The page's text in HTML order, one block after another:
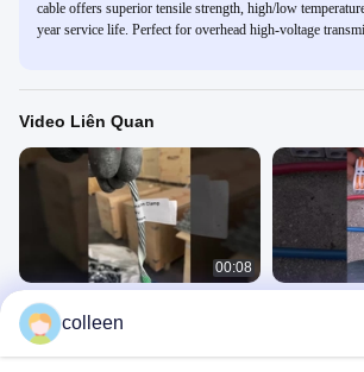
cable offers superior tensile strength, high/low
year service life. Perfect for overhead high-voltage
Video Liên Quan
00:08
Đẹp dây chuyền dây chuyền dây
chuyền ADSS
Phụ Kiện Sợi Quang
colleen